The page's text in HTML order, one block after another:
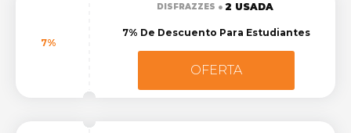
7%
DISFRAZZES 2 USADA
7% De Descuento Para Estudiantes
OFERTA